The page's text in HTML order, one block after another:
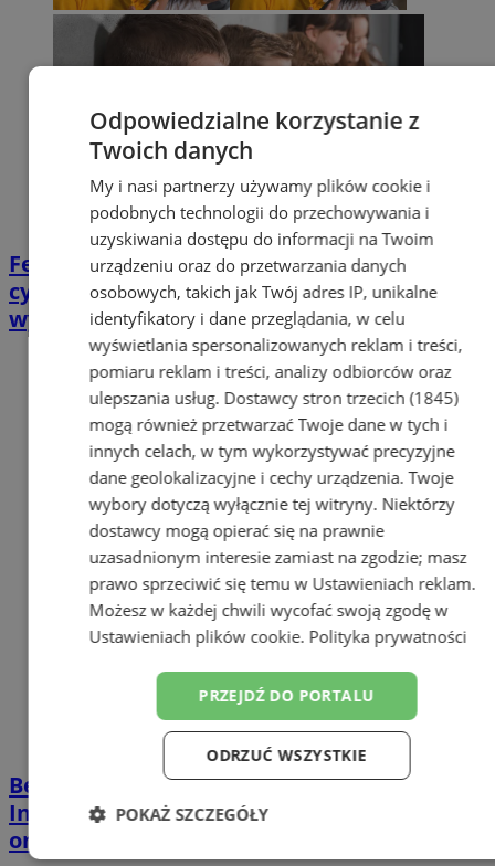
Ferie zimowe. Jak zapewnić dziecku
cyfrowe bezpieczeństwo podczas
wypoczynku?
Bezpieczeństwo dzieci i młodzieży w
Internecie – jak chronić przed zagrożeniami
online
Odpowiedzialne korzystanie z
Twoich danych
My i nasi partnerzy używamy plików cookie i
podobnych technologii do przechowywania i
uzyskiwania dostępu do informacji na Twoim
urządzeniu oraz do przetwarzania danych
osobowych, takich jak Twój adres IP, unikalne
identyfikatory i dane przeglądania, w celu
wyświetlania spersonalizowanych reklam i treści,
pomiaru reklam i treści, analizy odbiorców oraz
ulepszania usług. Dostawcy stron trzecich (1845)
mogą również przetwarzać Twoje dane w tych i
innych celach, w tym wykorzystywać precyzyjne
dane geolokalizacyjne i cechy urządzenia. Twoje
wybory dotyczą wyłącznie tej witryny. Niektórzy
dostawcy mogą opierać się na prawnie
uzasadnionym interesie zamiast na zgodzie; masz
prawo sprzeciwić się temu w Ustawieniach reklam.
Możesz w każdej chwili wycofać swoją zgodę w
Ustawieniach plików cookie. Polityka prywatności
PRZEJDŹ DO PORTALU
ODRZUĆ WSZYSTKIE
POKAŻ SZCZEGÓŁY